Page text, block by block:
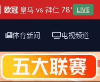
欧冠皇马 vs 拜仁 78' LIVE
体育新闻 电视频道